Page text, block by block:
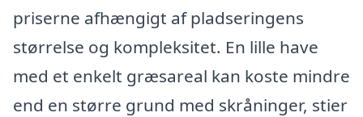
priserne afhængigt af pladseringens
størrelse og kompleksitet. En lille have
med et enkelt græsareal kan koste mindre
end en større grund med skråninger, stier